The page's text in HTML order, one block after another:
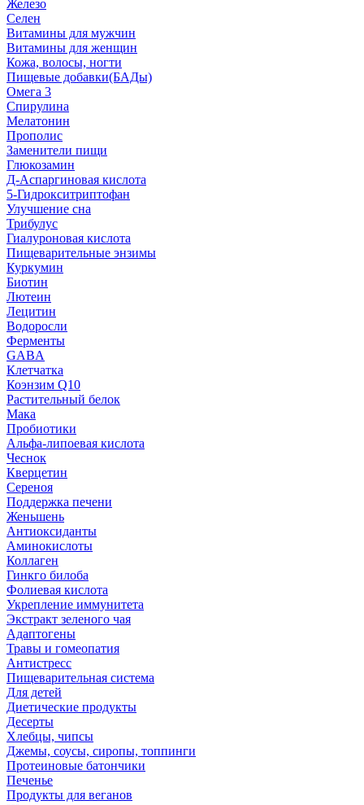
Железо
Селен
Витамины для мужчин
Витамины для женщин
Кожа, волосы, ногти
Пищевые добавки(БАДы)
Омега 3
Спирулина
Мелатонин
Прополис
Заменители пищи
Глюкозамин
Д-Аспаргиновая кислота
5-Гидрокситриптофан
Улучшение сна
Трибулус
Гиалуроновая кислота
Пищеварительные энзимы
Куркумин
Биотин
Лютеин
Лецитин
Водоросли
Ферменты
GABA
Клетчатка
Коэнзим Q10
Растительный белок
Мака
Пробиотики
Альфа-липоевая кислота
Чеснок
Кверцетин
Сереноя
Поддержка печени
Женьшень
Антиоксиданты
Аминокислоты
Коллаген
Гинкго билоба
Фолиевая кислота
Укрепление иммунитета
Экстракт зеленого чая
Адаптогены
Травы и гомеопатия
Антистресс
Пищеварительная система
Для детей
Диетические продукты
Десерты
Хлебцы, чипсы
Джемы, соусы, сиропы, топпинги
Протеиновые батончики
Печенье
Продукты для веганов